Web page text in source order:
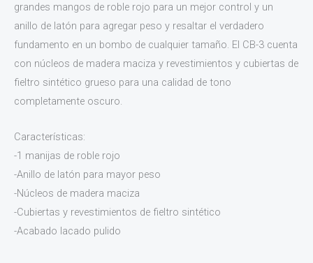
grandes mangos de roble rojo para un mejor control y un
anillo de latón para agregar peso y resaltar el verdadero
fundamento en un bombo de cualquier tamaño. El CB-3 cuenta
con núcleos de madera maciza y revestimientos y cubiertas de
fieltro sintético grueso para una calidad de tono
completamente oscuro.
Características:
-1 manijas de roble rojo
-Anillo de latón para mayor peso
-Núcleos de madera maciza
-Cubiertas y revestimientos de fieltro sintético
-Acabado lacado pulido